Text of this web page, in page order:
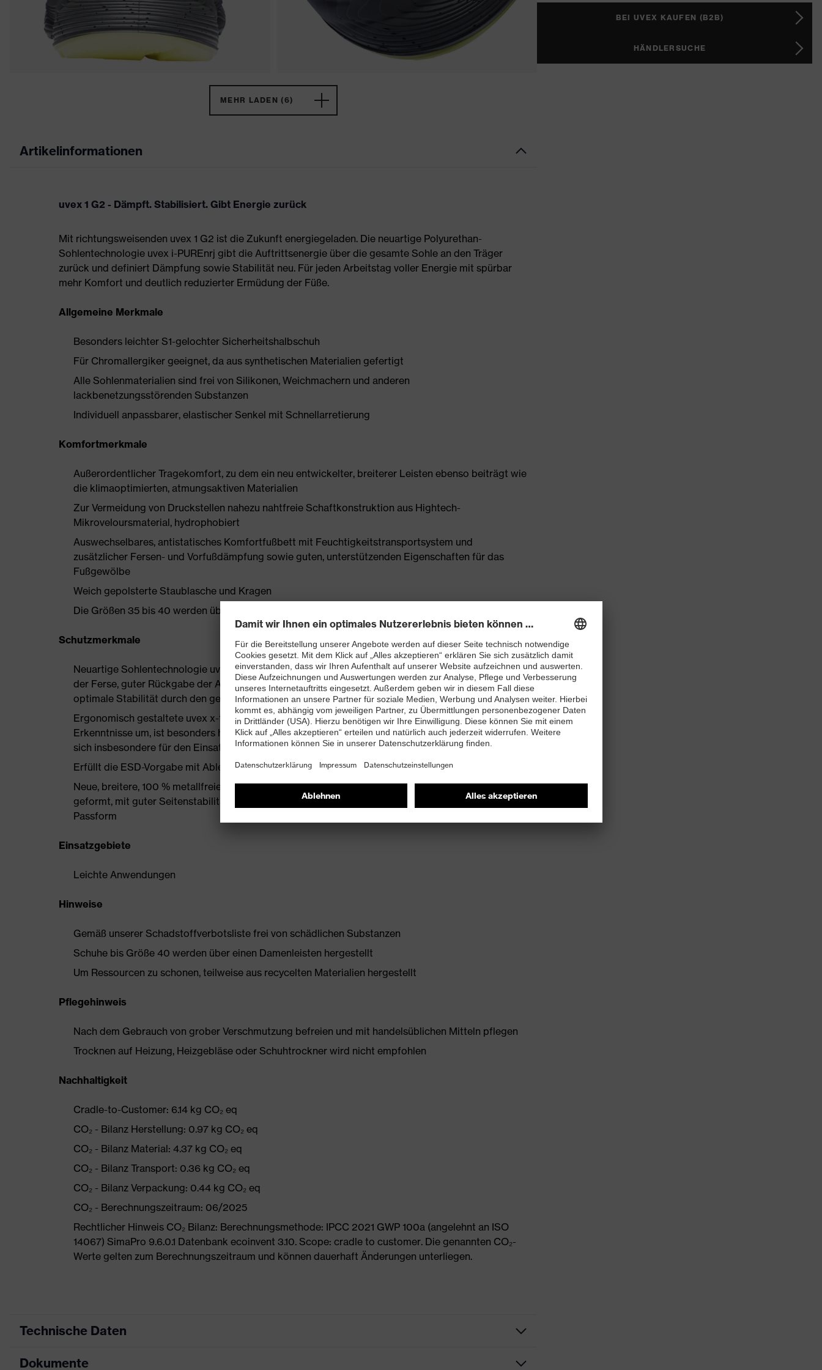
MEHR LADEN (6)
Artikelinformationen
uvex 1 G2 - Dämpft. Stabilisiert. Gibt Energie zurück
Mit richtungsweisenden uvex 1 G2 ist die Zukunft energiegeladen. Die neuartige Polyurethan-
Sohlentechnologie uvex i-PUREnrj gibt die Auftrittsenergie über die gesamte Sohle an den Träger
zurück und definiert Dämpfung sowie Stabilität neu. Für jeden Arbeitstag voller Energie mit spürbar
mehr Komfort und deutlich reduzierter Ermüdung der Füße.
Allgemeine Merkmale
Besonders leichter S1-gelochter Sicherheitshalbschuh
Für Chromallergiker geeignet, da aus synthetischen Materialien gefertigt
Alle Sohlenmaterialien sind frei von Silikonen, Weichmachern und anderen
lackbenetzungsstörenden Substanzen
Individuell anpassbarer, elastischer Senkel mit Schnellarretierung
Komfortmerkmale
Außerordentlicher Tragekomfort, zu dem ein neu entwickelter, breiterer Leisten ebenso beiträgt wie
die klimaoptimierten, atmungsaktiven Materialien
Zur Vermeidung von Druckstellen nahezu nahtfreie Schaftkonstruktion aus Hightech-
Mikroveloursmaterial, hydrophobiert
Auswechselbares, antistatisches Komfortfußbett mit Feuchtigkeitstransportsystem und
zusätzlicher Fersen- und Vorfußdämpfung sowie guten, unterstützenden Eigenschaften für das
Fußgewölbe
Weich gepolsterte Staublasche und Kragen
Die Größen 35 bis 40 werden über einen Damenleisten hergestellt
Schutzmerkmale
Neuartige Sohlentechnologie uvex i-PUREnrj mit besten Dämpfungseigenschaften im Vorfuß und
der Ferse, guter Rückgabe der Auftrittsenergie (Rebound) über die gesamte Zwischensohle und
optimale Stabilität durch den geschäumten Fersenkorb
Ergonomisch gestaltete uvex x-tended grip TPU-Laufsohle setzt neueste biomechanische
Erkenntnisse um, ist besonders haltbar und dadurch sehr rutschhemmend, die Profilierung eignet
sich insbesondere für den Einsatz auf Industrieböden
Erfüllt die ESD-Vorgabe mit Ableitwiderstand kleiner 100 Megaohm
Neue, breitere, 100 % metallfreie uvex xenova®-Zehenschutzkappe – kompakt, anatomisch
geformt, mit guter Seitenstabilität und thermisch nicht leitend, für mehr Zehenfreiheit und optimale
Passform
Einsatzgebiete
Leichte Anwendungen
Hinweise
Gemäß unserer Schadstoffverbotsliste frei von schädlichen Substanzen
Schuhe bis Größe 40 werden über einen Damenleisten hergestellt
Um Ressourcen zu schonen, teilweise aus recycelten Materialien hergestellt
Pflegehinweis
Nach dem Gebrauch von grober Verschmutzung befreien und mit handelsüblichen Mitteln pflegen
Trocknen auf Heizung, Heizgebläse oder Schuhtrockner wird nicht empfohlen
Nachhaltigkeit
Cradle-to-Customer: 6.14 kg CO₂ eq
CO₂ - Bilanz Herstellung: 0.97 kg CO₂ eq
CO₂ - Bilanz Material: 4.37 kg CO₂ eq
CO₂ - Bilanz Transport: 0.36 kg CO₂ eq
CO₂ - Bilanz Verpackung: 0.44 kg CO₂ eq
CO₂ - Berechnungszeitraum: 06/2025
Rechtlicher Hinweis CO₂ Bilanz: Berechnungsmethode: IPCC 2021 GWP 100a (angelehnt an ISO
14067) SimaPro 9.6.0.1 Datenbank ecoinvent 3.10. Scope: cradle to customer. Die genannten CO₂-
Werte gelten zum Berechnungszeitraum und können dauerhaft Änderungen unterliegen.
Technische Daten
Produktart
Dokumente
BEI UVEX KAUFEN (B2B)
HÄNDLERSUCHE